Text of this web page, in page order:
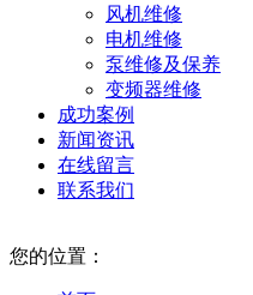
风机维修
电机维修
泵维修及保养
变频器维修
成功案例
新闻资讯
在线留言
联系我们
您的位置：